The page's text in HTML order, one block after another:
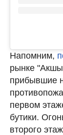
Напомним,
рынке
прибывшие
первом
бутики.
второго